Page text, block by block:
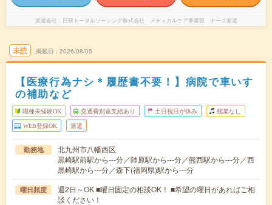
派遣会社 日研トータルソーシング株式会社 メディカルケア事業部 ナース派遣
未読 掲載日 2026/08/05
【医療行為ナシ＊履歴書不要！】病院で車いす
の補助など
職種未経験OK 交通費別途支給あり 土日祝日が休み 残業なし
WEB登録OK 派遣
勤務地
北九州市八幡西区
黒崎駅前駅から---分／陣原駅から---分／熊西駅から---分／西
黒崎駅から---分／森下(福岡県)駅から---分
曜日頻度
週2日～OK ■曜日固定の相談OK！ ■希望の曜日があればご相
談ください！